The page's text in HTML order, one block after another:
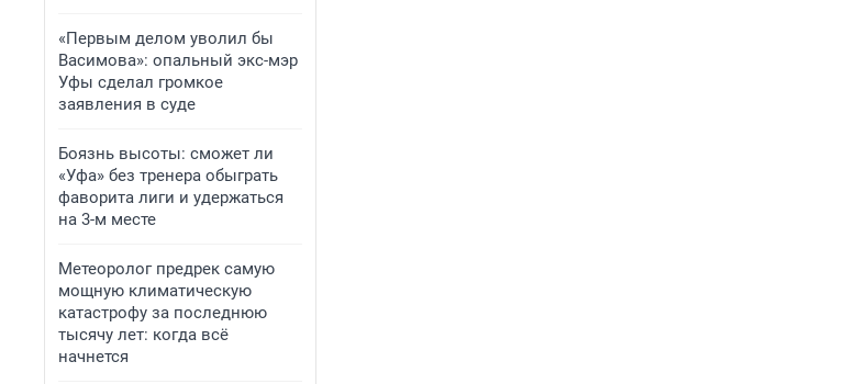
«Первым делом уволил бы
Васимова»: опальный экс-мэр
Уфы сделал громкое
заявления в суде
Боязнь высоты: сможет ли
«Уфа» без тренера обыграть
фаворита лиги и удержаться
на 3-м месте
Метеоролог предрек самую
мощную климатическую
катастрофу за последнюю
тысячу лет: когда всё
начнется